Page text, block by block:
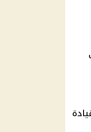
3 سنوات في قيادة